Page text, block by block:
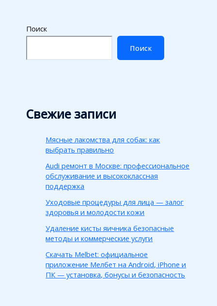
Поиск
Поиск
Свежие записи
Мясные лакомства для собак: как
выбрать правильно
Audi ремонт в Москве: профессиональное
обслуживание и высококлассная
поддержка
Уходовые процедуры для лица — залог
здоровья и молодости кожи
Удаление кисты яичника безопасные
методы и коммерческие услуги
Скачать Melbet: официальное
приложение Мелбет на Android, iPhone и
ПК — установка, бонусы и безопасность